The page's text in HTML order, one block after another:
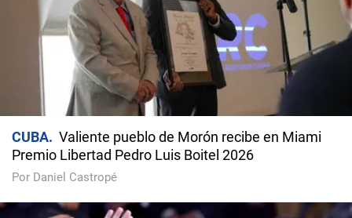
CUBA
Valiente pueblo de Morón recibe en Miami
Premio Libertad Pedro Luis Boitel 2026
Por Daniel Castropé